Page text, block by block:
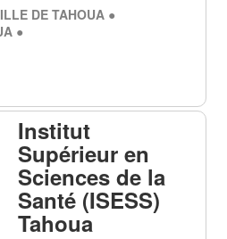
DE TAHOUA ●
●
Institut
Supérieur en
Sciences de la
Santé (ISESS)
Tahoua